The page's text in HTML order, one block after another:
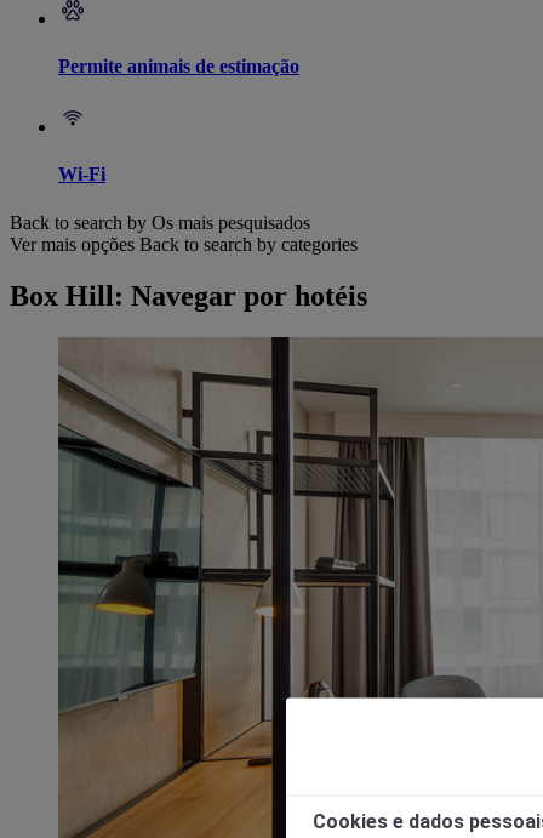
Permite animais de estimação
Wi-Fi
Back to search by Os mais pesquisados
Ver mais opções Back to search by categories
Box Hill: Navegar por hotéis
Cookies e dados